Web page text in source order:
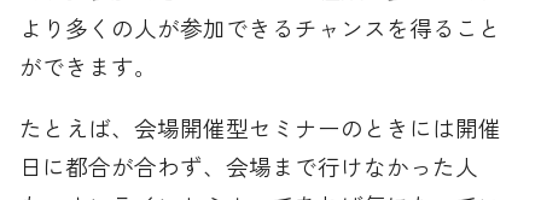
より多くの人が参加できるチャンスを得ること
ができます。
たとえば、会場開催型セミナーのときには開催
日に都合が合わず、会場まで行けなかった人